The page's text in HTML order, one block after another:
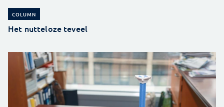
COLUMN
Het nutteloze teveel